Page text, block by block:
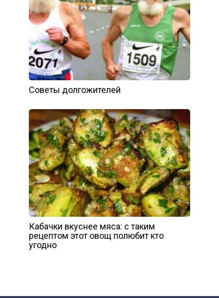
Советы долгожителей
Кабачки вкуснее мяса: с таким
рецептом этот овощ полюбит кто
угодно